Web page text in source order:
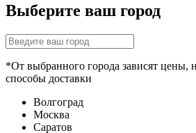
Выберите ваш город
*От выбранного города зависят цены,
способы доставки
Волгоград
Москва
Саратов